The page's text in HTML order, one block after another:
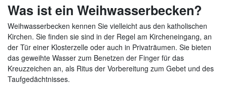
Was ist ein Weihwasserbecken?
Weihwasserbecken kennen Sie vielleicht aus den katholischen
Kirchen. Sie finden sie sind in der Regel am Kircheneingang, an
der Tür einer Klosterzelle oder auch in Privaträumen. Sie bieten
das geweihte Wasser zum Benetzen der Finger für das
Kreuzzeichen an, als Ritus der Vorbereitung zum Gebet und des
Taufgedächtnisses.